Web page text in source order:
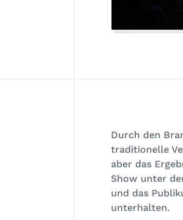
Durch den
traditionelle
aber das
Show unter
und das
unterhalten.